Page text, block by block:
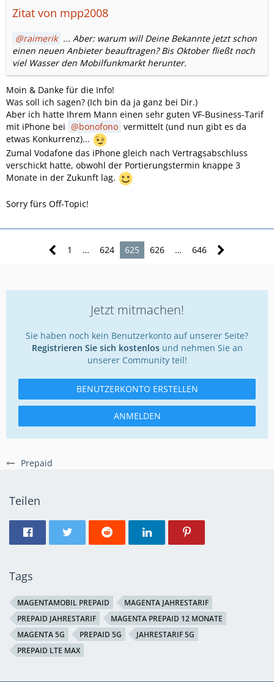
Prepaid
Zitat von mpp2008
raimerik ... Aber: warum will Deine Bekannte jetzt schon
einen neuen Anbieter beauftragen? Bis Oktober fließt noch
viel Wasser den Mobilfunkmarkt herunter.
Moin & Danke für die Info!
Was soll ich sagen? (Ich bin da ja ganz bei Dir.)
Aber ich hatte Ihrem Mann einen sehr guten VF-Business-Tarif
mit iPhone bei
bonofono vermittelt (und nun gibt es da
etwas Konkurrenz)...
Zumal Vodafone das iPhone gleich nach Vertragsabschluss
verschickt hatte, obwohl der Portierungstermin knappe 3
Monate in der Zukunft lag.
Sorry fürs Off-Topic!
1 … 624 625 626 … 646
Jetzt mitmachen!
Sie haben noch kein Benutzerkonto auf unserer Seite?
Registrieren Sie sich kostenlosund nehmen Sie an
unserer Community teil!
BENUTZERKONTO ERSTELLEN
ANMELDEN
Teilen
Tags
MAGENTAMOBIL PREPAID
MAGENTA JAHRESTARIF
PREPAID JAHRESTARIF
MAGENTA PREPAID 12 MONATE
MAGENTA 5G
PREPAID 5G
JAHRESTARIF 5G
PREPAID LTE MAX